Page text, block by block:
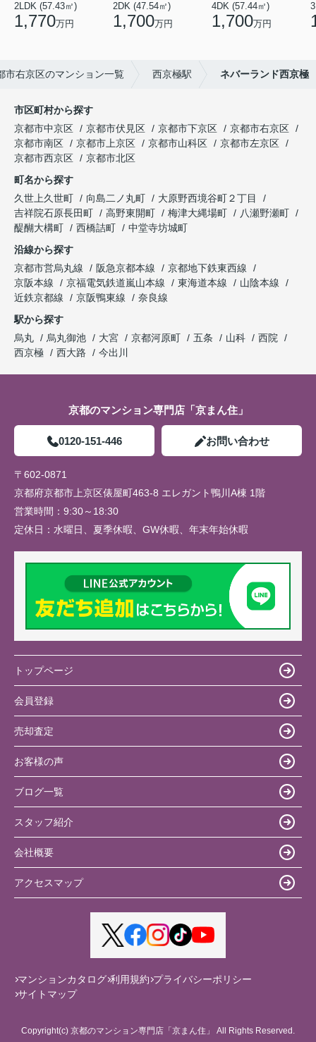
2LDK (57.43㎡)
1,770万円
2DK (47.54㎡)
1,700万円
4DK (57.44㎡)
1,700万円
市右京区のマンション一覧 西京極駅 ネバーランド西京極
市区町村から探す
京都市中京区
京都市伏見区 京都市下京区
京都市右京区
京都市南区
京都市上京区 京都市山科区
京都市左京区
京都市西京区
京都市北区
町名から探す
久世上久世町
向島二ノ丸町
大原野西境谷町２丁目
吉祥院石原長田町
高野東開町 梅津大縄場町
八瀬野瀬町
醍醐大構町
西橋詰町
中堂寺坊城町
沿線から探す
京都市営烏丸線
阪急京都本線
京都地下鉄東西線
京阪本線
京福電気鉄道嵐山本線 東海道本線
山陰本線
近鉄京都線
京阪鴨東線
奈良線
駅から探す
烏丸
烏丸御池 大宮 京都河原町 五条 山科
西院
西京極
西大路 今出川
京都のマンション専門店「京まん住」
0120-151-446 お問い合わせ
〒602-0871
京都府京都市上京区俵屋町463-8 エレガント鴨川A棟 1階
営業時間： 9:30～18:30
定休日： 水曜日、夏季休暇、GW休暇、年末年始休暇
トップページ
会員登録
売却査定
お客様の声
ブログ一覧
スタッフ紹介
会社概要
アクセスマップ
マンションカタログ 利用規約 プライバシーポリシー
サイトマップ
Copyright(c) 京都のマンション専門店「京まん住」 All Rights Reserved.